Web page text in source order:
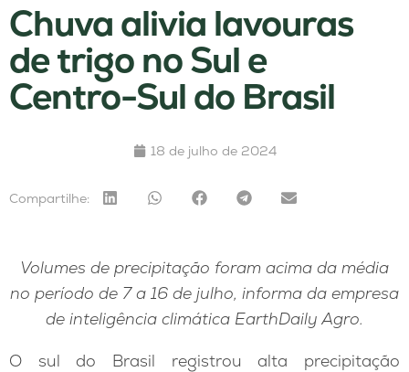
Chuva alivia lavouras
de trigo no Sul e
Centro-Sul do Brasil
18 de julho de 2024
Compartilhe:
Volumes de precipitação foram acima da média
no período de 7 a 16 de julho, informa da empresa
de inteligência climática EarthDaily Agro.
O sul do Brasil registrou alta precipitação